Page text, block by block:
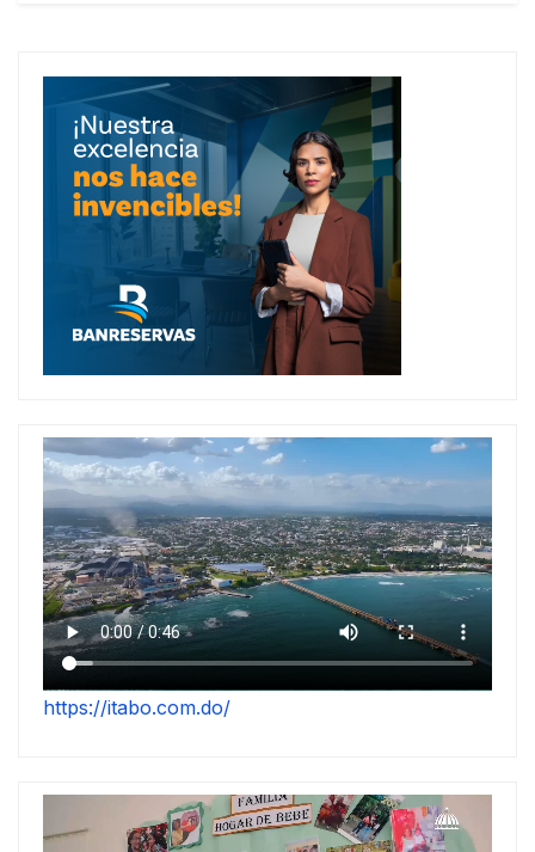
https://itabo.com.do/